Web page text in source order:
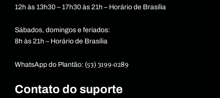
12h às 13h30 – 17h30 às 21h – Horário de Brasília
Sábados, domingos e feriados:
8h às 21h – Horário de Brasília
WhatsApp do Plantão: (53) 3199-0289
Contato do suporte